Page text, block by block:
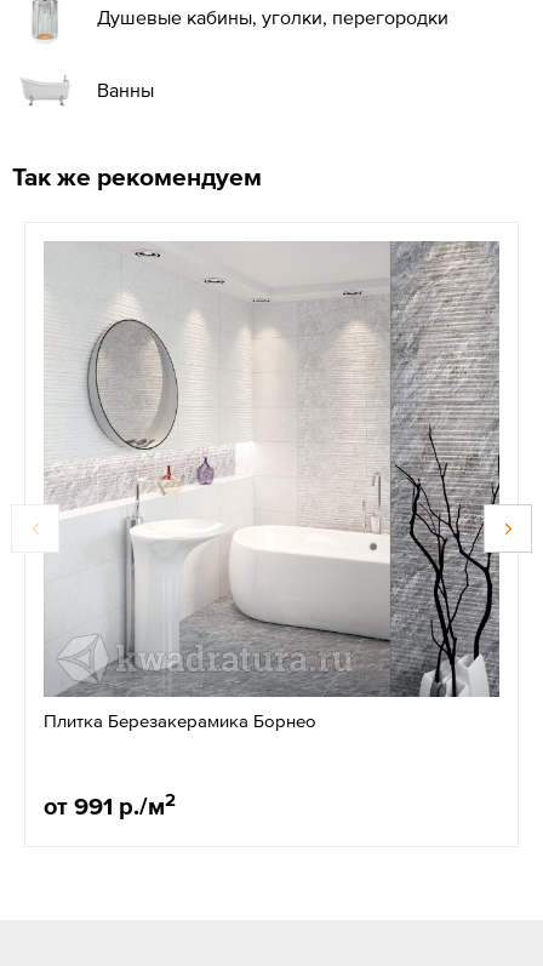
Душевые кабины, уголки, перегородки
Ванны
Так же рекомендуем
Плитка Березакерамика Борнео
от 991 р./м2